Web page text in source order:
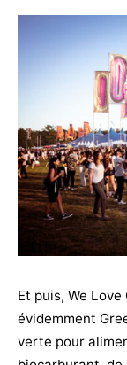
Et puis, We
évidemment
verte pour